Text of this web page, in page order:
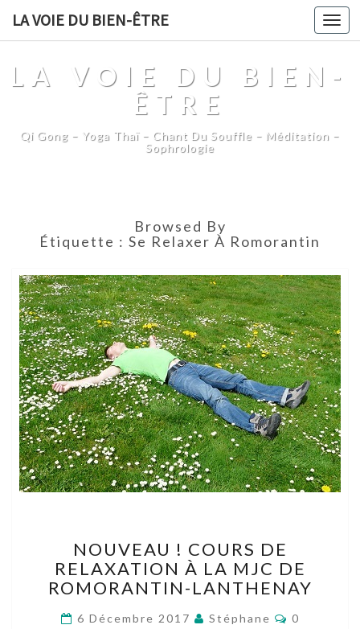
LA VOIE DU BIEN-ÊTRE
LA VOIE DU BIEN-
ÊTRE
Qi Gong – Yoga Thaï – Chant Du Souffle – Méditation –
Sophrologie
Browsed By
Étiquette : Se Relaxer À Romorantin
!
COURS
DE
À
NOUVEAU ! COURS DE
RELAXATION À LA MJC DE
ROMORANTIN-LANTHENAY
6 Décembre 2017 Stéphane Comments
0